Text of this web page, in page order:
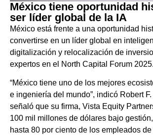
México tiene oportunidad
ser líder global de la IA
México está frente a una oportunidad
convertirse en un líder global en
digitalización y relocalización de
expertos en el North Capital Forum 2025.
“México tiene uno de los mejores
e ingeniería del mundo”, indicó Robert
señaló que su firma, Vista Equity
100 mil millones de dólares bajo
hasta 80 por ciento de los empleados